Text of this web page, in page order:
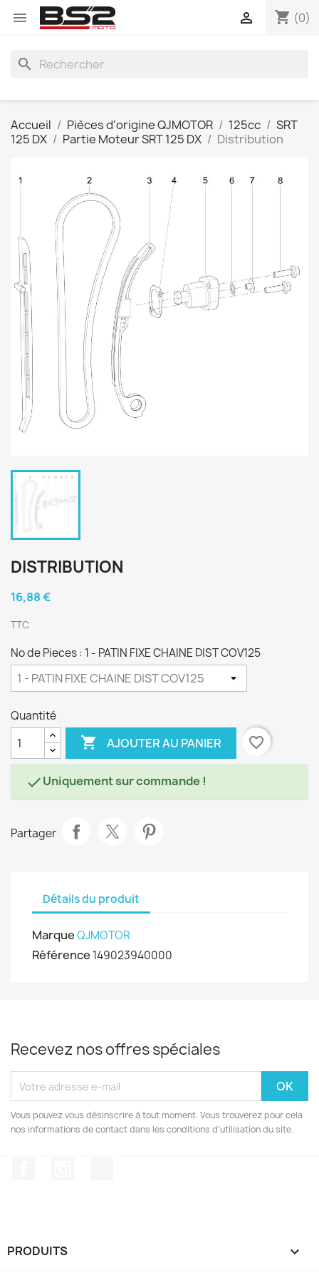
 shopping_cart (0)

search
Accueil Pièces d'origine QJMOTOR 125cc
SRT
125 DX
Partie Moteur SRT 125 DX Distribution
DISTRIBUTION
16,88 €
TTC
No de Pieces : 1 - PATIN FIXE CHAINE DIST COV125
Quantité
 AJOUTER AU PANIER favorite_border
Uniquement sur commande !
Partager
Détails du produit
MarqueQJMOTOR
Référence 149023940000
Recevez nos offres spéciales
Vous pouvez vous désinscrire à tout moment. Vous trouverez pour cela
nos informations de contact dans les conditions d'utilisation du site.
PRODUITS 